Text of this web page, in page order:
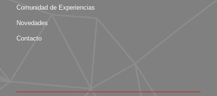
Comunidad de Experiencias
Novedades
Contacto